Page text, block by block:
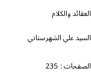
العقائد والكلام
السيد علي الشهرستاني
الصفحات : 235